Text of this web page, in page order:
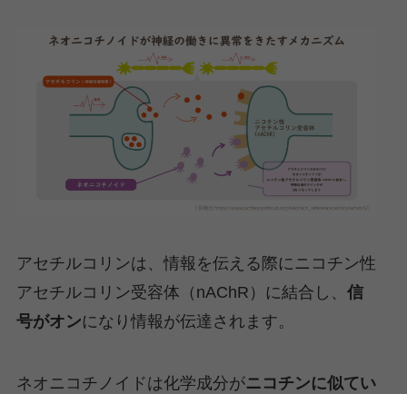
アセチルコリンは、情報を伝える際にニコチン性
アセチルコリン受容体（nAChR）に結合し、 信
号がオンになり情報が伝達されます。
ネオニコチノイドは化学成分がニコチンに似てい